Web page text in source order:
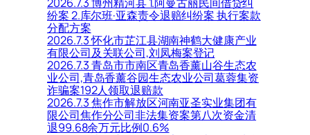
纷案 2.库尔班·亚森责令退赔纠纷案 执行案款
分配方案
2026.7.3 怀化市芷江县湖南神鹤大健康产业
有限公司及关联公司,刘凤梅案登记
2026.7.3 青岛市市南区青岛香薰山谷生态农
业公司,青岛香薰谷园生态农业公司葛蓉集资
诈骗案192人领取退赔款
2026.7.3 焦作市解放区河南亚圣实业集团有
限公司焦作分公司非法集资案第八次资金清
退99.68余万元比例0.6%